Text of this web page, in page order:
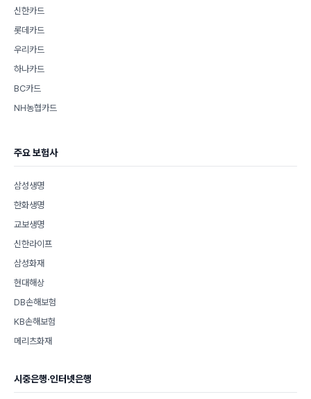
신한카드
롯데카드
우리카드
하나카드
BC카드
NH농협카드
주요 보험사
삼성생명
한화생명
교보생명
신한라이프
삼성화재
현대해상
DB손해보험
KB손해보험
메리츠화재
시중은행·인터넷은행